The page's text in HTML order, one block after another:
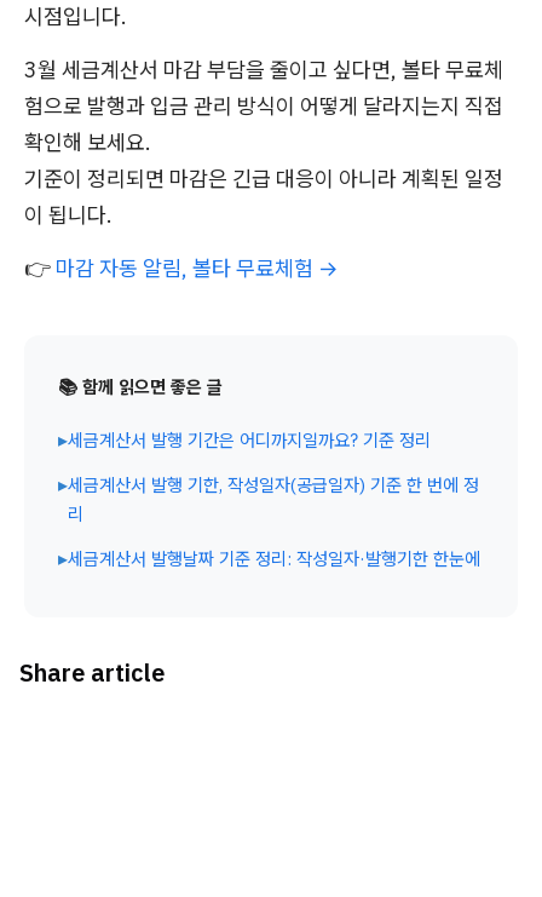
시점입니다.
3월 세금계산서 마감 부담을 줄이고 싶다면, 볼타 무료체
험으로 발행과 입금 관리 방식이 어떻게 달라지는지 직접
확인해 보세요.
기준이 정리되면 마감은 긴급 대응이 아니라 계획된 일정
이 됩니다.
👉 마감 자동 알림, 볼타 무료체험 →
📚 함께 읽으면 좋은 글
▸세금계산서 발행 기간은 어디까지일까요? 기준 정리
▸세금계산서 발행 기한, 작성일자(공급일자) 기준 한 번에 정
리
▸세금계산서 발행날짜 기준 정리: 작성일자·발행기한 한눈에
Share article